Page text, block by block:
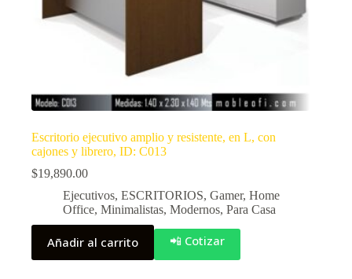
Escritorio ejecutivo amplio y resistente, en L, con
cajones y librero, ID: C013
$19,890.00
Ejecutivos, ESCRITORIOS, Gamer, Home
Office, Minimalistas, Modernos, Para Casa
Añadir al carrito 📲 Cotizar